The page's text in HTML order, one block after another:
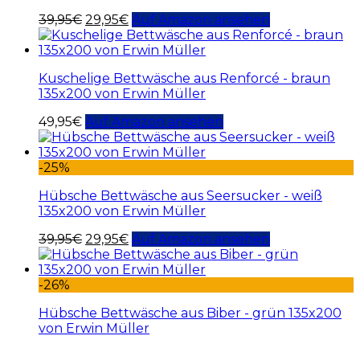
39,95€ 29,95€ Auf Amazon ansehen
Kuschelige Bettwäsche aus Renforcé - braun
135x200 von Erwin Müller
49,95€ Auf Amazon ansehen
-25%
Hübsche Bettwäsche aus Seersucker - weiß
135x200 von Erwin Müller
39,95€ 29,95€ Auf Amazon ansehen
-26%
Hübsche Bettwäsche aus Biber - grün 135x200
von Erwin Müller